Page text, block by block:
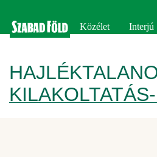
Közélet Interjú